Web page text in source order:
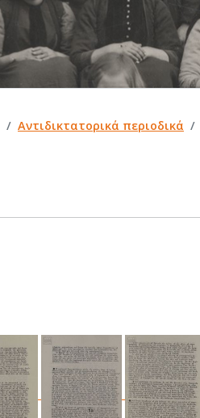
Αντιδικτατορικά περιοδικά